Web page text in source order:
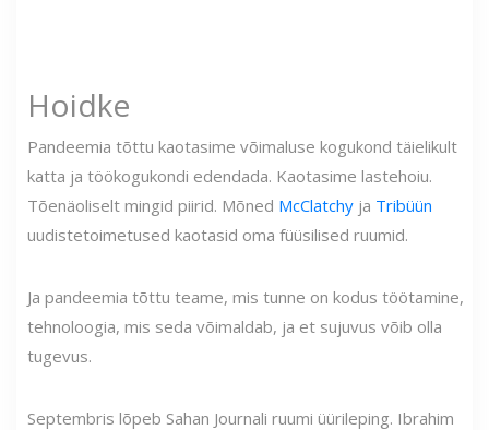
Hoidke
Pandeemia tõttu kaotasime võimaluse kogukond täielikult
katta ja töökogukondi edendada. Kaotasime lastehoiu.
Tõenäoliselt mingid piirid. Mõned McClatchy ja Tribüün
uudistetoimetused kaotasid oma füüsilised ruumid.
Ja pandeemia tõttu teame, mis tunne on kodus töötamine,
tehnoloogia, mis seda võimaldab, ja et sujuvus võib olla
tugevus.
Septembris lõpeb Sahan Journali ruumi üürileping. Ibrahim